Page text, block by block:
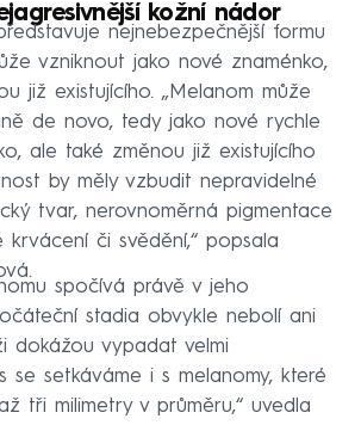
kožní nádor
nejnebezpečnější formu
vzniknout jako nové znaménko,
již existujícího. „Melanom může
de novo, tedy jako nové rychle
ale také změnou již existujícího
by měly vzbudit nepravidelné
tvar, nerovnoměrná pigmentace
či svědění,“ popsala
spočívá právě v jeho
stadia obvykle nebolí ani
dokážou vypadat velmi
se setkáváme i s melanomy, které
tři milimetry v průměru,“ uvedla